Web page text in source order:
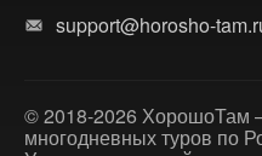
support@horosho-
© 2018-2026 ХорошоТам
многодневных туров по